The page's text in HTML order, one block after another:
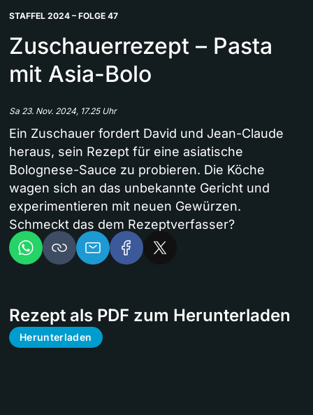
STAFFEL 2024 – FOLGE 47
Zuschauerrezept – Pasta
mit Asia-Bolo
Sa 23. Nov. 2024, 17.25 Uhr
Ein Zuschauer fordert David und Jean-Claude
heraus, sein Rezept für eine asiatische
Bolognese-Sauce zu probieren. Die Köche
wagen sich an das unbekannte Gericht und
experimentieren mit neuen Gewürzen.
Schmeckt das dem Rezeptverfasser?
Rezept als PDF zum Herunterladen
Herunterladen